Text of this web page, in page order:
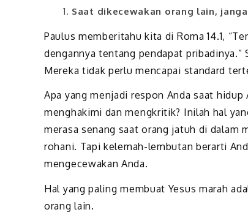
Saat dikecewakan orang lain,
Paulus memberitahu kita di Roma 14.1,
dengannya tentang pendapat
Mereka tidak perlu mencapai standard
Apa yang menjadi respon Anda saat
menghakimi dan mengkritik? Inilah hal
merasa senang saat orang jatuh di dalam
rohani. Tapi kelemah-lembutan berarti
mengecewakan Anda.
Hal yang paling membuat Yesus marah
orang lain.